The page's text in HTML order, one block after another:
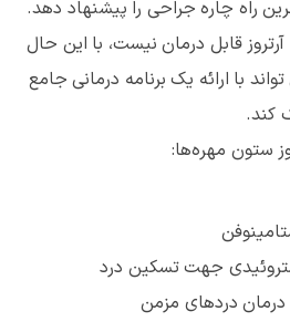
راه چاره جراحی را پیشنهاد دهد.
آرتروز قابل درمان نیست، با این حال
با ارائه یک برنامه درمانی جامع
کند.
ستون مهره‌ها:
جهت تسکین درد
دردهای مزمن